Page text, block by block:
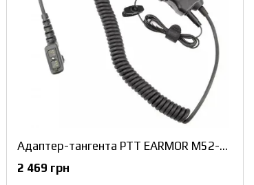
Адаптер-тангента PTT EARMOR М52-PD780G для рації Hytera з додатковою кнопкою PTT
2 469 грн